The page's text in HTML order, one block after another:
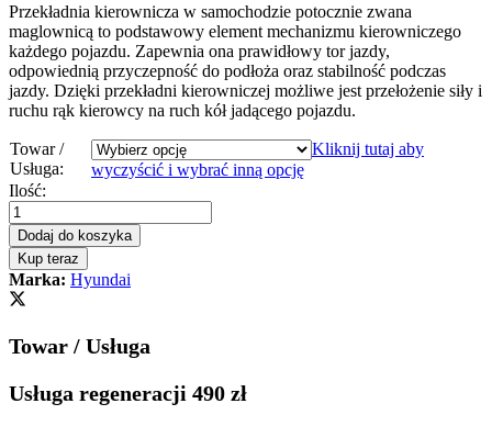
Przekładnia kierownicza w samochodzie potocznie zwana
maglownicą to podstawowy element mechanizmu kierowniczego
każdego pojazdu. Zapewnia ona prawidłowy tor jazdy,
odpowiednią przyczepność do podłoża oraz stabilność podczas
jazdy. Dzięki przekładni kierowniczej możliwe jest przełożenie siły i
ruchu rąk kierowcy na ruch kół jadącego pojazdu.
Towar /
Usługa:
Kliknij tutaj aby
wyczyścić i wybrać inną opcję
Przekładnia
kierownicza
-
maglownica
Hyundai
iX55
2008
2011
Ilość:
Dodaj do koszyka
Kup teraz
Marka: Hyundai
Towar / Usługa
Usługa regeneracji 490 zł